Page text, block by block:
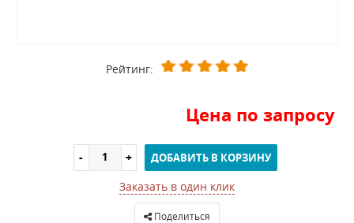
Рейтинг:
Цена по запросу
ДОБАВИТЬ В КОРЗИНУ
Заказать в один клик
Поделиться